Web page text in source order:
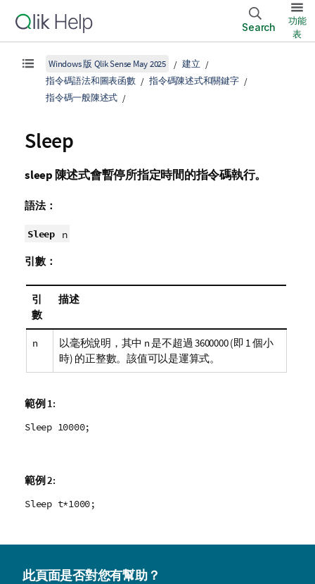
Search
功能
表
Windows 版 Qlik Sense May 2025
建立
指令碼語法和圖表函數
指令碼陳述式和關鍵字
指令碼一般陳述式
Sleep
sleep 陳述式會暫停所指定時間的指令碼執行。
語法：
Sleep n
引數：
引
數
描述
n 以毫秒說明，其中 n是不超過 3600000(即 1 個小
時) 的正整數。該值可以是運算式。
範例 1:
Sleep 10000;
範例 2:
Sleep t*1000;
此頁面是否對您有幫助？